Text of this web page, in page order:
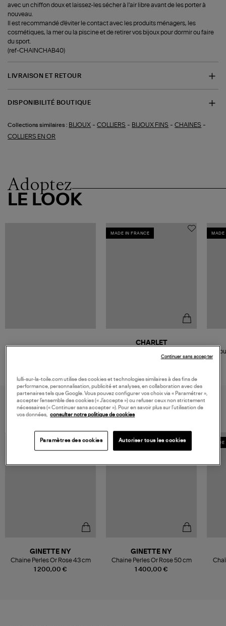
avec un chiffon doux et laissez-les sécher à l'air libre avant de les porter à
nouveau.
Il est recommandé d'éviter le contact avec les produits ménagers, les
cosmétiques, la mer ou la piscine et de retirer vos bijoux pour dormir ou faire
du sport.
(ref-CHAINCHAB40)
LIVRAISON ET RETOUR
DISPONIBILITÉ BOUTIQUE
Collections similaires : BIJOUX -COLLIERS - BIJOUX FINS -CHAINES -
COLLIERS EN OR
Adoptez
LE LOOK
MADE IN FRANCE
195,00 €
CHARLET
(vendue à l'unité)
MADE
Triple
VOUS AIMEREZ AUSSI
1 200,00 €
GINETTE NY
Chaine Perles Or Rose 43 cm
1 400,00 €
GINETTE NY
Chaine Perles Or Rose 50 cm
lulli-sur-la-toile.com utilise des cookies et technologies similaires à des fins de
performance, personnalisation, publicité et analyses, en collaboration avec des
partenaires tels que Google. Vous pouvez configurer vos choix via « Paramétrer »,
accepter l’ensemble des cookies (« J’accepte ») ou refuser ceux non strictement
nécessaires (« Continuer sans accepter »). Pour en savoir plus sur l’utilisation de
vos données, consulter notre politique de cookies
Paramètres des cookies Autoriser tous les cookies
Continuer sans accepter